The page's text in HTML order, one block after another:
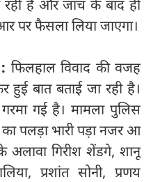
है और जांच के बाद ही
पर फैसला लिया जाएगा।
फिलहाल विवाद की वजह
हुई बात बताई जा रही है।
गई है। मामला पुलिस
पलड़ा भारी पड़ा नजर आ
अलावा गिरीश शेंडगे, शानू
प्रशांत सोनी, प्रणय